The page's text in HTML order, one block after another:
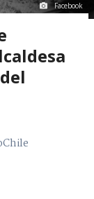
Facebook